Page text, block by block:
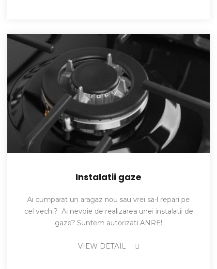
Instalatii gaze
Ai cumparat un aragaz nou sau vrei sa-l repari pe
cel vechi? Ai nevoie de realizarea unei instalatii de
gaze? Suntem autorizati ANRE!
VIEW DETAIL